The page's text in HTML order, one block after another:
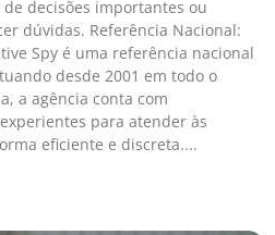
decisões importantes ou
dúvidas. Referência Nacional:
Spy é uma referência nacional
desde 2001 em todo o
a agência conta com
para atender às
eficiente e discreta.